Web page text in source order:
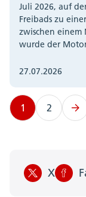
Juli 2026, auf
Freibads zu
zwischen
wurde der
27.07.2026
1 2
X